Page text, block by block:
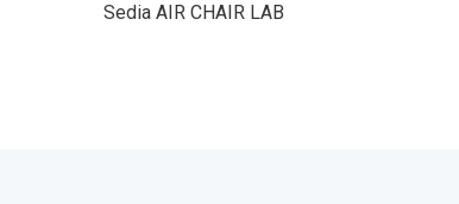
Sedia AIR CHAIR LAB